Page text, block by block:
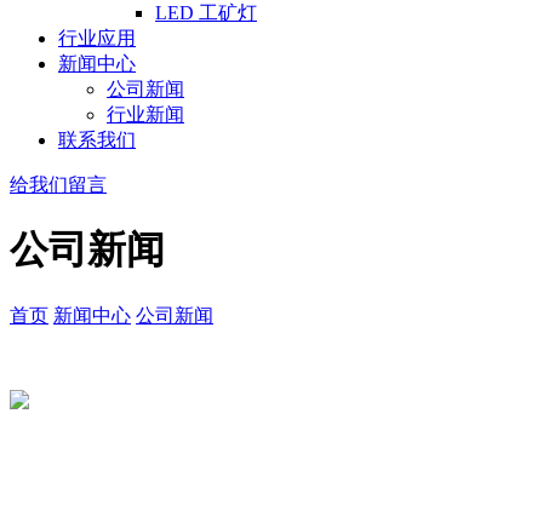
LED 工矿灯
行业应用
新闻中心
公司新闻
行业新闻
联系我们
给我们留言
公司新闻
首页 新闻中心 公司新闻